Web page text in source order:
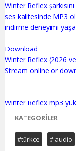
Winter Reflex
ses kalitesinde MP3
indirme deneyimi yaşa.
Download
Winter Reflex (2026
Stream online or
KATEGORILER
#türkçe # audio